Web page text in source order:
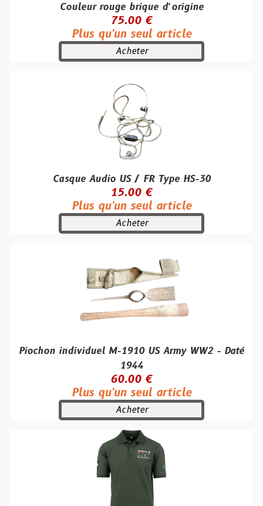
Couleur rouge brique d’origine
75.00 €
Plus qu'un seul article
Acheter
Casque Audio US / FR Type HS-30
15.00 €
Plus qu'un seul article
Acheter
Piochon individuel M-1910 US Army WW2 - Daté
1944
60.00 €
Plus qu'un seul article
Acheter